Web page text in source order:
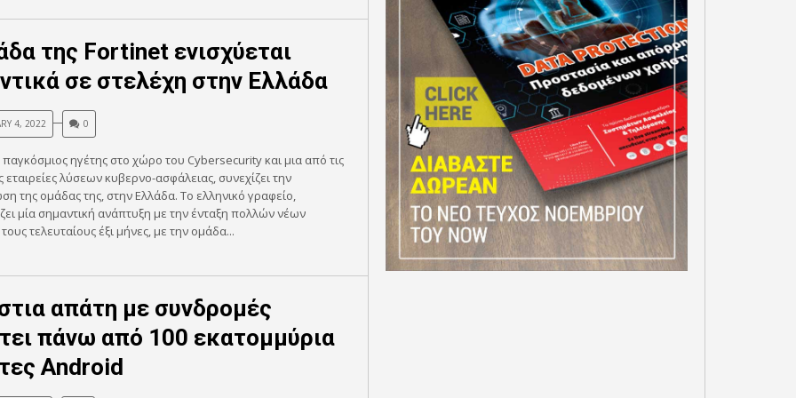
της Fortinet ενισχύεται
σε στελέχη στην Ελλάδα
4, 2022 0
ηγέτης στο χώρο του Cybersecurity και μια από τις
εταιρείες λύσεων κυβερνο-ασφάλειας, συνεχίζει την
της ομάδας της, στην Ελλάδα. Το ελληνικό γραφείο,
μία σημαντική ανάπτυξη με την ένταξη πολλών νέων
τελευταίους έξι μήνες, με την ομάδα...
απάτη με συνδρομές
πάνω από 100 εκατομμύρια
Android